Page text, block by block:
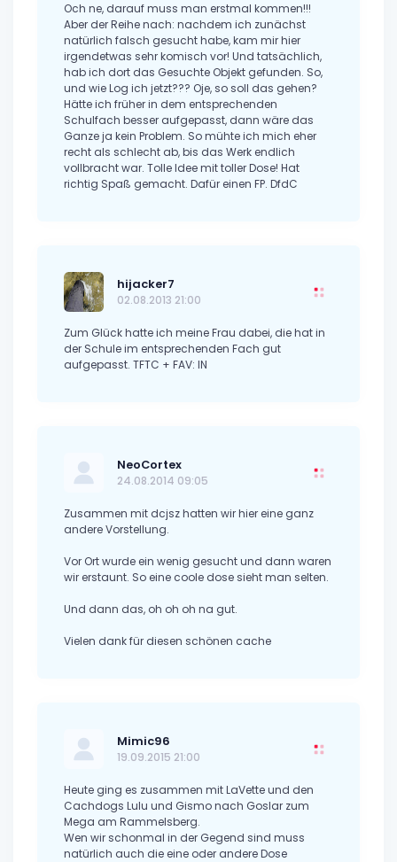
Och ne, darauf muss man erstmal kommen!!!
Aber der Reihe nach: nachdem ich zunächst
natürlich falsch gesucht habe, kam mir hier
irgendetwas sehr komisch vor! Und tatsächlich,
hab ich dort das Gesuchte Objekt gefunden. So,
und wie Log ich jetzt??? Oje, so soll das gehen?
Hätte ich früher in dem entsprechenden
Schulfach besser aufgepasst, dann wäre das
Ganze ja kein Problem. So mühte ich mich eher
recht als schlecht ab, bis das Werk endlich
vollbracht war. Tolle Idee mit toller Dose! Hat
richtig Spaß gemacht. Dafür einen FP. DfdC
hijacker7
02.08.2013 21:00
Zum Glück hatte ich meine Frau dabei, die hat in
der Schule im entsprechenden Fach gut
aufgepasst. TFTC + FAV: IN
NeoCortex
24.08.2014 09:05
Zusammen mit dcjsz hatten wir hier eine ganz
andere Vorstellung.
Vor Ort wurde ein wenig gesucht und dann waren
wir erstaunt. So eine coole dose sieht man selten.
Und dann das, oh oh oh na gut.
Vielen dank für diesen schönen cache
Mimic96
19.09.2015 21:00
Heute ging es zusammen mit LaVette und den
Cachdogs Lulu und Gismo nach Goslar zum
Mega am Rammelsberg.
Wen wir schonmal in der Gegend sind muss
natürlich auch die eine oder andere Dose